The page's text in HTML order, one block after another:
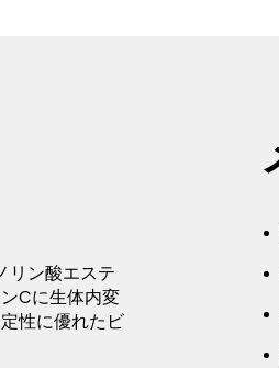
リン酸エステ
Cに生体内変
性に優れたビ